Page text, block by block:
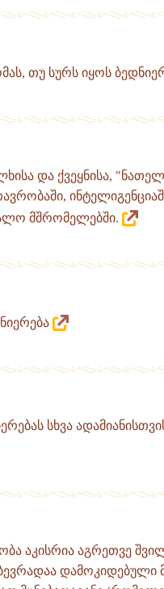
თუ სურს იყოს
და ქვეყნისა,
მშრომელებში.
სხვა
აკისრია აგრეთვე
დამოკიდებული